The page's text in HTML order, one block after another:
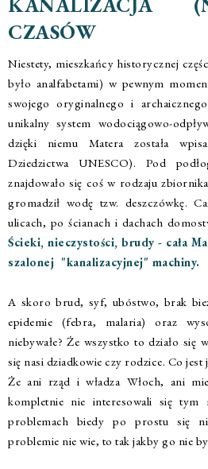
CZASÓW
Niestety, mieszkańcy historycznej
było analfabetami) w pewnym
swojego oryginalnego i
unikalny system wodociągowo-
dzięki niemu Matera została
Dziedzictwa UNESCO). Pod
znajdowało się coś w rodzaju
gromadził wodę tzw. deszczówkę.
ulicach, po ścianach i dachach
Ścieki, nieczystości, brudy - cała
szalonej "kanalizacyjnej" machiny.
A skoro brud, syf, ubóstwo, brak
epidemie (febra, malaria) oraz
niebywałe? Że wszystko to działo
się nasi dziadkowie czy rodzice. Co jest
Że ani rząd i władza Włoch, ani
kompletnie nie interesowali się
problemach biedy po prostu się
problemie nie wie, to tak jakby go nie